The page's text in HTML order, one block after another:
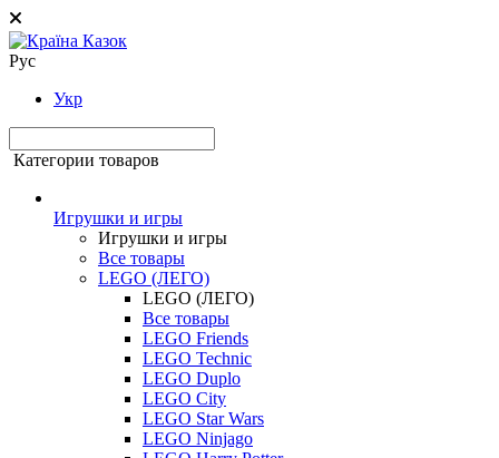
Рус
Укр
Категории товаров
Игрушки и игры
Игрушки и игры
Все товары
LEGO (ЛЕГО)
LEGO (ЛЕГО)
Все товары
LEGO Friends
LEGO Technic
LEGO Duplo
LEGO City
LEGO Star Wars
LEGO Ninjago